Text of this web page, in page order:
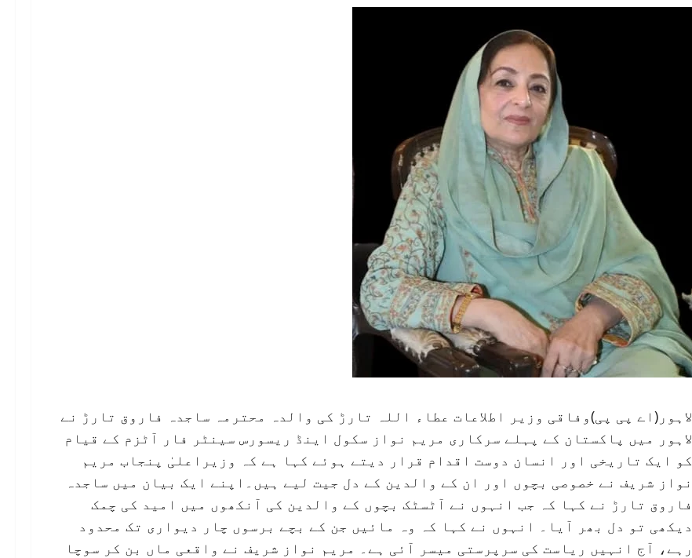
لاہور(اے پی پی)وفاقی وزیر اطلاعات عطاء اللہ تارڑ کی والدہ محترمہ ساجدہ فاروق تارڑ نے
لاہور میں پاکستان کے پہلے سرکاری مریم نواز سکول اینڈ ریسورس سینٹر فار آٹزم کے قیام
کو ایک تاریخی اور انسان دوست اقدام قرار دیتے ہوئے کہا ہے کہ وزیراعلیٰ پنجاب مریم
نواز شریف نے خصوصی بچوں اور ان کے والدین کے دل جیت لیے ہیں۔اپنے ایک بیان میں ساجدہ
فاروق تارڑ نے کہا کہ جب انہوں نے آٹسٹک بچوں کے والدین کی آنکھوں میں امید کی چمک
دیکھی تو دل بھر آیا۔ انہوں نے کہا کہ وہ مائیں جن کے بچے برسوں چار دیواری تک محدود
رہے، آج انہیں ریاست کی سرپرستی میسر آئی ہے۔ مریم نواز شریف نے واقعی ماں بن کر سوچا